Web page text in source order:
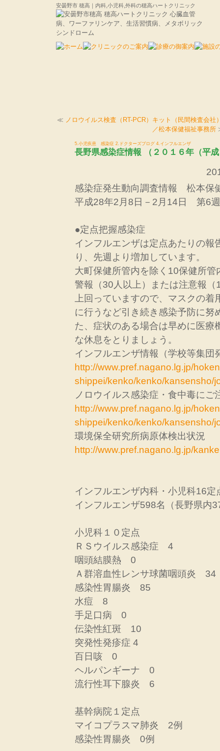
安曇野市 穂高｜内科,小児科,外科の穂高ハートクリニック
≪ ノロウイルス検査（RT-PCR）キット（民間検査会社
／松本保健福祉事務所
5.小児疾患 感染症 2.ドクターズブログ 4.インフルエンザ
長野県感染症情報 （２０１６年（平
感染症発生動向調査情報 松本保
平成28年2月8日－2月14日 第6週
●定点把握感染症
インフルエンザは定点あたりの報
り、先週より増加しています。
大町保健所管内を除く10保健所管
警報（30人以上）または注意報（
上回っていますので、マスクの
に行うなど引き続き感染予防に努
た、症状のある場合は早めに医療
な休息をとりましょう。
インフルエンザ情報（学校等集団
http://www.pref.nagano.lg.jp/
shippei/kenko/kenko/kansensho/
ノロウイルス感染症・食中毒にご
http://www.pref.nagano.lg.jp/
shippei/kenko/kenko/kansensho/
環境保全研究所病原体検出状況
http://www.pref.nagano.lg.jp/
インフルエンザ内科・小児科16定
インフルエンザ598名（長野県内
小児科１０定点
ＲＳウイルス感染症 4
咽頭結膜熱 0
Ａ群溶血性レンサ球菌咽頭炎 34
感染性胃腸炎 85
水痘 8
手足口病 0
伝染性紅斑 10
突発性発疹症 4
百日咳 0
ヘルパンギーナ 0
流行性耳下腺炎 6
基幹病院１定点
マイコプラスマ肺炎 2例
感染性胃腸炎 0例